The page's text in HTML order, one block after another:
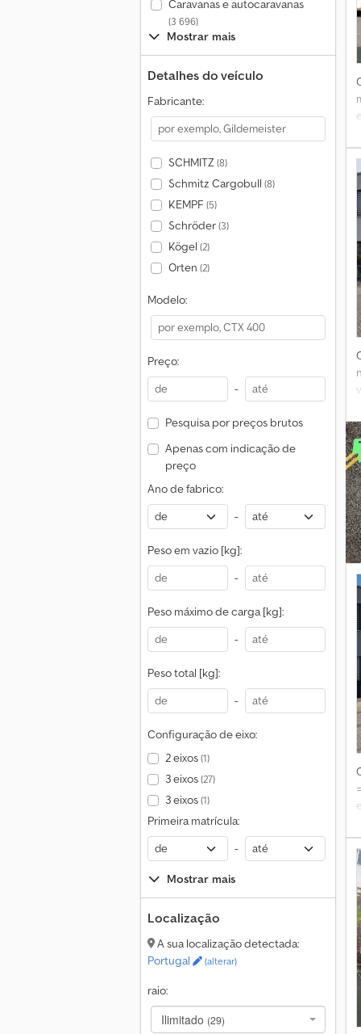
Caravanas e autocaravanas
(3 696)
Mostrar mais
Detalhes do veículo
Fabricante:
SCHMITZ(8)
Schmitz Cargobull (8)
KEMPF (5)
Schröder(3)
Kögel (2)
Orten (2)
Modelo:
Preço:
-
Pesquisa por preços brutos
Apenas com indicação de
preço
Ano de fabrico:
-
Peso em vazio [kg]:
-
Peso máximo de carga [kg]:
-
Peso total [kg]:
-
Configuração de eixo:
2 eixos(1)
3 eixos(27)
3 eixos(1)
Primeira matrícula:
-
Mostrar mais
Localização
A sua localização detectada:
Portugal
(alterar)
raio:
Ilimitado (29)